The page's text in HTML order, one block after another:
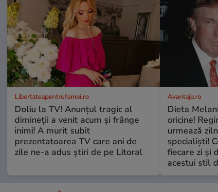
Libertateapentrufemei.ro
Doliu la TV! Anunțul tragic al
dimineții a venit acum și frânge
inimi! A murit subit
prezentatoarea TV care ani de
zile ne-a adus știri de pe Litoral
Avantaje.ro
Dieta
oricine!
urmează
specialiști!
fiecare zi și
acestui stil